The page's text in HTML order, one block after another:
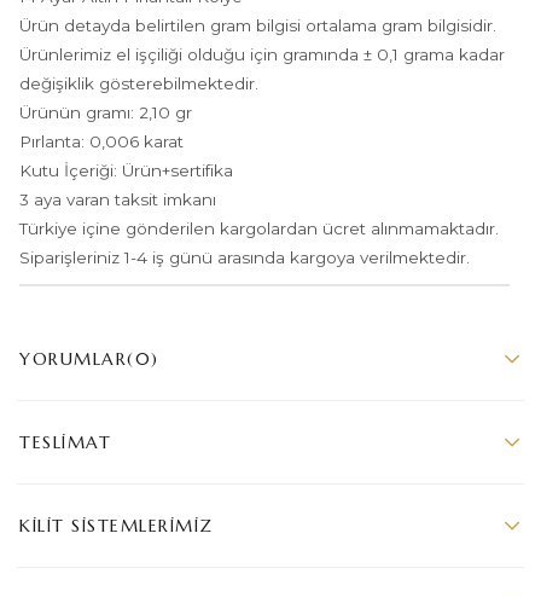
Ürün detayda belirtilen gram bilgisi ortalama gram bilgisidir.
Ürünlerimiz el işçiliği olduğu için gramında ± 0,1 grama kadar
değişiklik gösterebilmektedir.
Ürünün gramı: 2,10 gr
Pırlanta: 0,006 karat
Kutu İçeriği: Ürün+sertifika
3 aya varan taksit imkanı
Türkiye içine gönderilen kargolardan ücret alınmamaktadır.
Siparişleriniz 1-4 iş günü arasında kargoya verilmektedir.
YORUMLAR(0)
TESLIMAT
KILIT SISTEMLERIMIZ